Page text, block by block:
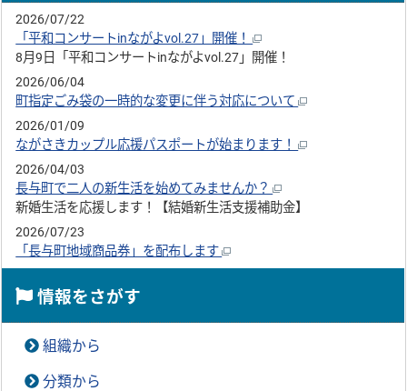
2026/07/22
「平和コンサートinながよvol.27」開催！
8月9日「平和コンサートinながよvol.27」開催！
2026/06/04
町指定ごみ袋の一時的な変更に伴う対応について
2026/01/09
ながさきカップル応援パスポートが始まります！
2026/04/03
長与町で二人の新生活を始めてみませんか？
新婚生活を応援します！【結婚新生活支援補助金】
2026/07/23
「長与町地域商品券」を配布します
情報をさがす
組織から
分類から